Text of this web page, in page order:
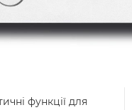
функції для